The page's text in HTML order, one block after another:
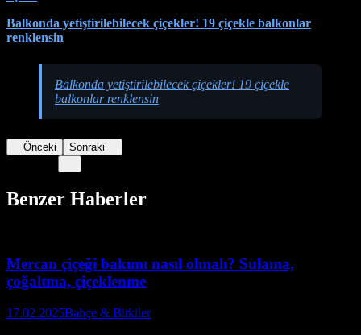
Balkonda yetiştirilebilecek çiçekler! 19 çiçekle balkonlar
renklensin
Balkonda yetiştirilebilecek çiçekler! 19 çiçekle
balkonlar renklensin
Önceki Sonraki
Benzer Haberler
Mercan çiçeği bakımı nasıl olmalı? Sulama,
çoğaltma, çiçeklenme
17.02.2025Bahçe & Bitkiler